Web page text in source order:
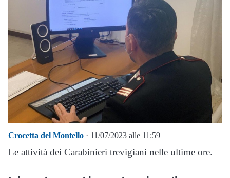
Crocetta del Montello · 11/07/2023 alle 11:59
Le attività dei Carabinieri trevigiani nelle ultime ore.